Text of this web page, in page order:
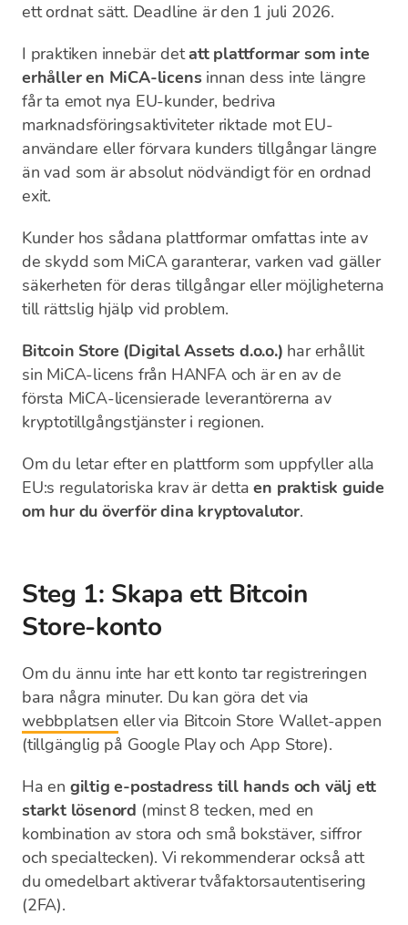
ett ordnat sätt. Deadline är den 1 juli 2026.
I praktiken innebär detatt plattformar som inte
erhåller en MiCA-licens innan dess inte längre
får ta emot nya EU-kunder, bedriva
marknadsföringsaktiviteter riktade mot EU-
användare eller förvara kunders tillgångar längre
än vad som är absolut nödvändigt för en ordnad
exit.
Kunder hos sådana plattformar omfattas inte av
de skydd som MiCA garanterar, varken vad gäller
säkerheten för deras tillgångar eller möjligheterna
till rättslig hjälp vid problem.
Bitcoin Store (Digital Assets d.o.o.) har erhållit
sin MiCA-licens från HANFA och är en av de
första MiCA-licensierade leverantörerna av
kryptotillgångstjänster i regionen.
Om du letar efter en plattform som uppfyller alla
EU:s regulatoriska krav är dettaen praktisk guide
om hur du överför dina kryptovalutor.
Steg 1: Skapa ett Bitcoin
Store-konto
Om du ännu inte har ett konto tar registreringen
bara några minuter. Du kan göra det via
webbplatsen eller via Bitcoin Store Wallet-appen
(tillgänglig på Google Play och App Store).
Ha en giltig e-postadress till hands och välj ett
starkt lösenord (minst 8 tecken, med en
kombination av stora och små bokstäver, siffror
och specialtecken). Vi rekommenderar också att
du omedelbart aktiverar tvåfaktorsautentisering
(2FA).